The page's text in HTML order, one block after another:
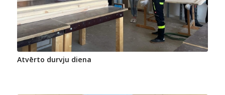
Atvērto durvju diena